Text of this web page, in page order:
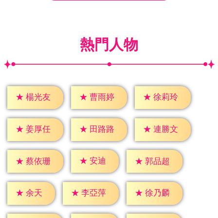
熱門人物
★ 楊光友 ★ 曹雨婷 ★ 徐莉玲
★ 姜厚任 ★ 田路路 ★ 連勝文
★ 蔡依珊 ★ 安迪 ★ 郭品超
★ 余天 ★ 李亞萍 ★ 徐乃麟